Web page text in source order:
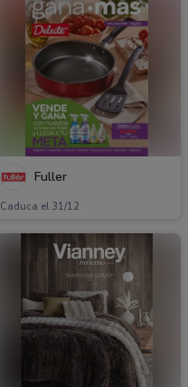
Fuller
Caduca el 31/12